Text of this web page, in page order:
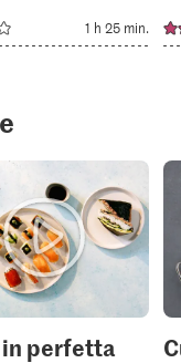
1 h 25 min.
in perfetta